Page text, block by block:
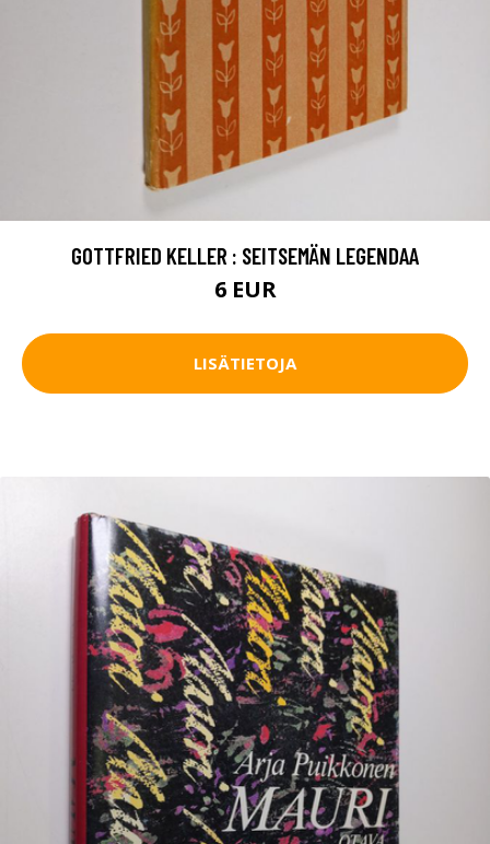
GOTTFRIED KELLER : SEITSEMÄN LEGENDAA
6 EUR
LISÄTIETOJA